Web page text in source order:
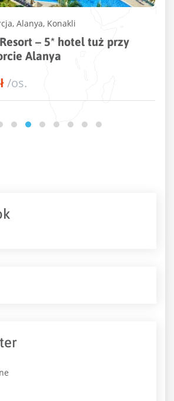
Turcja,Alayna
Hotel – 5* hotel w Turcji
plaży
zł/os.